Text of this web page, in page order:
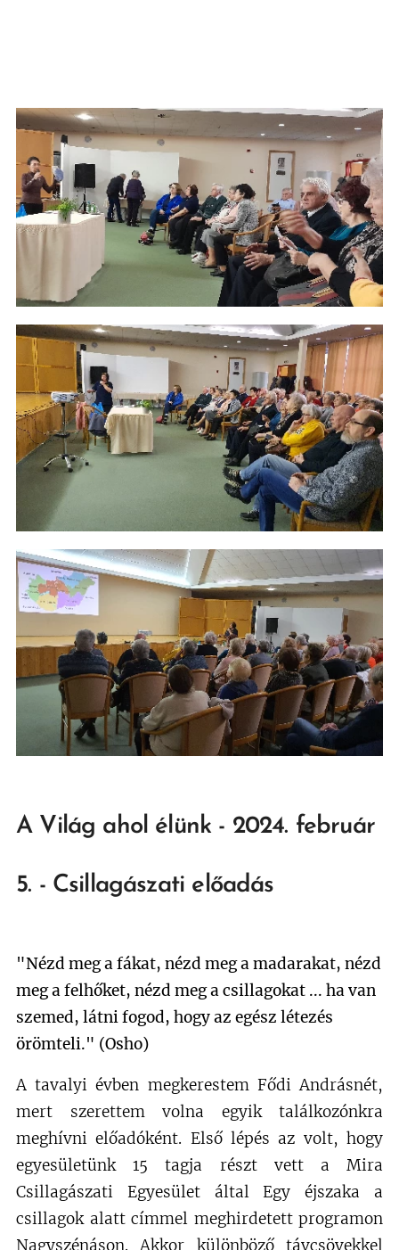
A Világ ahol élünk - 2024. február
5. - Csillagászati előadás
"Nézd meg a fákat, nézd meg a madarakat, nézd
meg a felhőket, nézd meg a csillagokat ... ha van
szemed, látni fogod, hogy az egész létezés
örömteli." (Osho)
A tavalyi évben megkerestem Fődi Andrásnét,
mert szerettem volna egyik találkozónkra
meghívni előadóként. Első lépés az volt, hogy
egyesületünk 15 tagja részt vett a Mira
Csillagászati Egyesület által Egy éjszaka a
csillagok alatt címmel meghirdetett programon
Nagyszénáson. Akkor különböző távcsövekkel